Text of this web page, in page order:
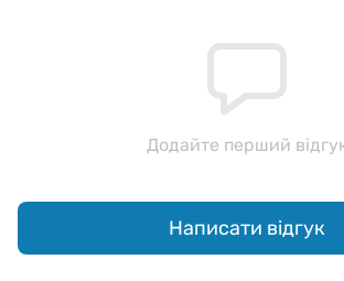
Додайте перший
Написати відгук